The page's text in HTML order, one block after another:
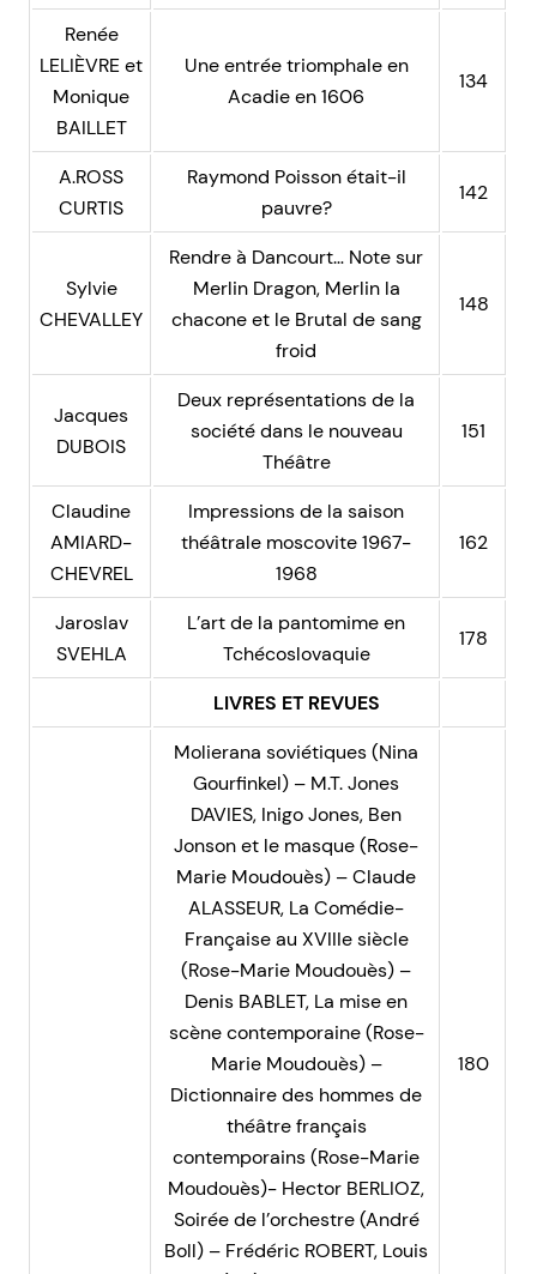
Renée
LELIÈVRE et
Monique
BAILLET
Une entrée triomphale en
Acadie en 1606
134
A.ROSS
CURTIS
Raymond Poisson était-il
pauvre?
142
Sylvie
CHEVALLEY
Rendre à Dancourt… Note sur
Merlin Dragon, Merlin la
chacone et le Brutal de sang
froid
148
Jacques
DUBOIS
Deux représentations de la
société dans le nouveau
Théâtre
151
Claudine
AMIARD-
CHEVREL
Impressions de la saison
théâtrale moscovite 1967-
1968
162
Jaroslav
SVEHLA
L’art de la pantomime en
Tchécoslovaquie
178
LIVRES ET REVUES
Molierana soviétiques (Nina
Gourfinkel) – M.T. Jones
DAVIES, Inigo Jones, Ben
Jonson et le masque (Rose-
Marie Moudouès) – Claude
ALASSEUR, La Comédie-
Française au XVIIIe siècle
(Rose-Marie Moudouès) –
Denis BABLET, La mise en
scène contemporaine (Rose-
Marie Moudouès) –
Dictionnaire des hommes de
théâtre français
contemporains (Rose-Marie
Moudouès)- Hector BERLIOZ,
Soirée de l’orchestre (André
Boll) – Frédéric ROBERT, Louis
180